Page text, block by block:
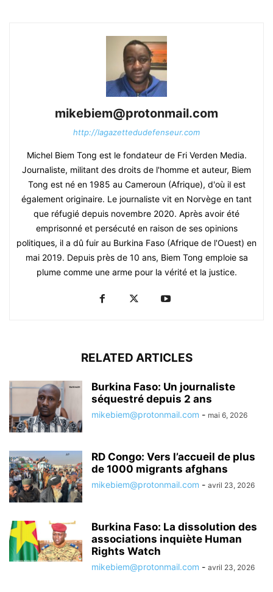
mikebiem@protonmail.com
http://lagazettedudefenseur.com
Michel Biem Tong est le fondateur de Fri Verden Media.
Journaliste, militant des droits de l'homme et auteur, Biem
Tong est né en 1985 au Cameroun (Afrique), d'où il est
également originaire. Le journaliste vit en Norvège en tant
que réfugié depuis novembre 2020. Après avoir été
emprisonné et persécuté en raison de ses opinions
politiques, il a dû fuir au Burkina Faso (Afrique de l'Ouest) en
mai 2019. Depuis près de 10 ans, Biem Tong emploie sa
plume comme une arme pour la vérité et la justice.
RELATED ARTICLES
Burkina Faso: Un journaliste
séquestré depuis 2 ans
mikebiem@protonmail.com - mai 6, 2026
RD Congo: Vers l’accueil de plus
de 1000 migrants afghans
mikebiem@protonmail.com - avril 23, 2026
Burkina Faso: La dissolution des
associations inquiète Human
Rights Watch
mikebiem@protonmail.com - avril 23, 2026